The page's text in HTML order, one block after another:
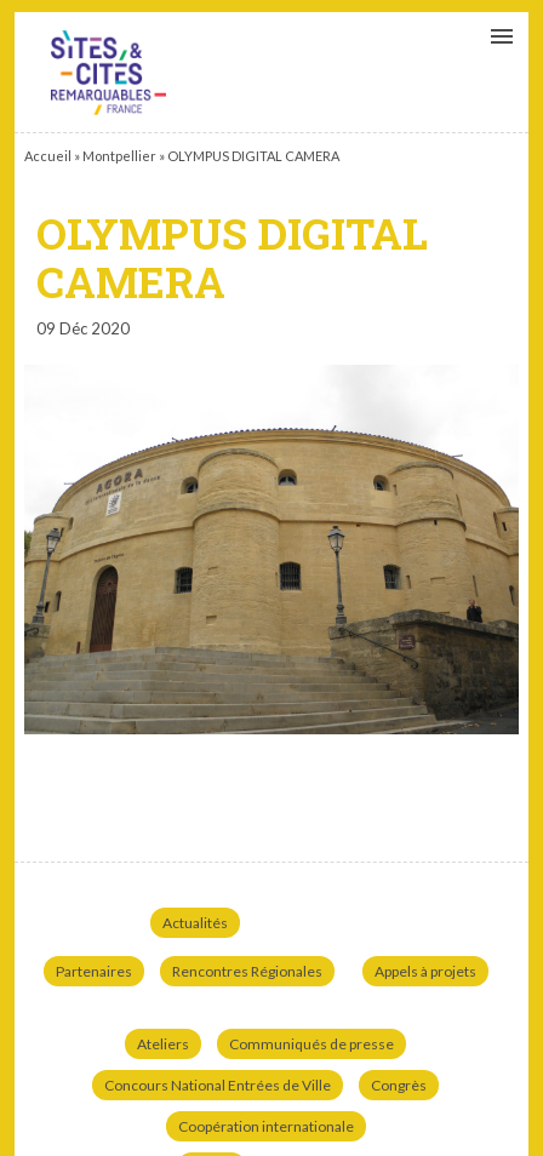
Accueil » Montpellier » OLYMPUS DIGITAL CAMERA
OLYMPUS DIGITAL
CAMERA
09 Déc 2020
Actualités
Partenaires Rencontres Régionales Appels à projets
Ateliers Communiqués de presse
Concours National Entrées de Ville Congrès
Coopération internationale